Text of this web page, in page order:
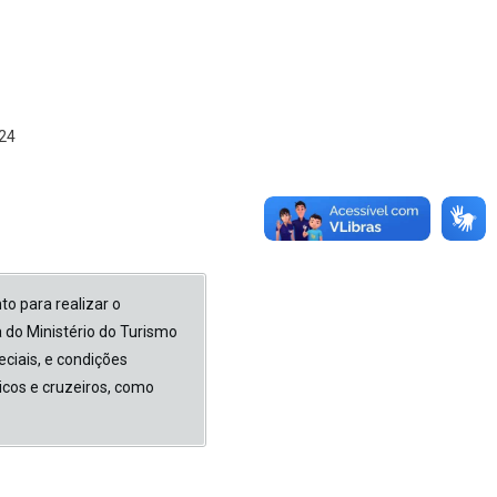
para realizar o
do Ministério do Turismo
e condições
e cruzeiros, como